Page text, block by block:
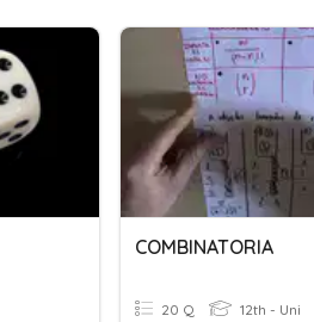
COMBINATORIA
20 Q 12th - Uni